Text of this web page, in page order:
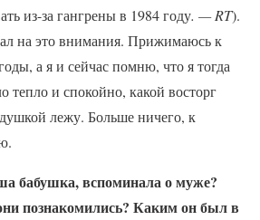
из-за гангрены в 1984 году. — RT).
на это внимания. Прижимаюсь к
а я и сейчас помню, что я тогда
и спокойно, какой восторг
лежу. Больше ничего, к
бабушка, вспоминала о муже?
познакомились? Каким он был в